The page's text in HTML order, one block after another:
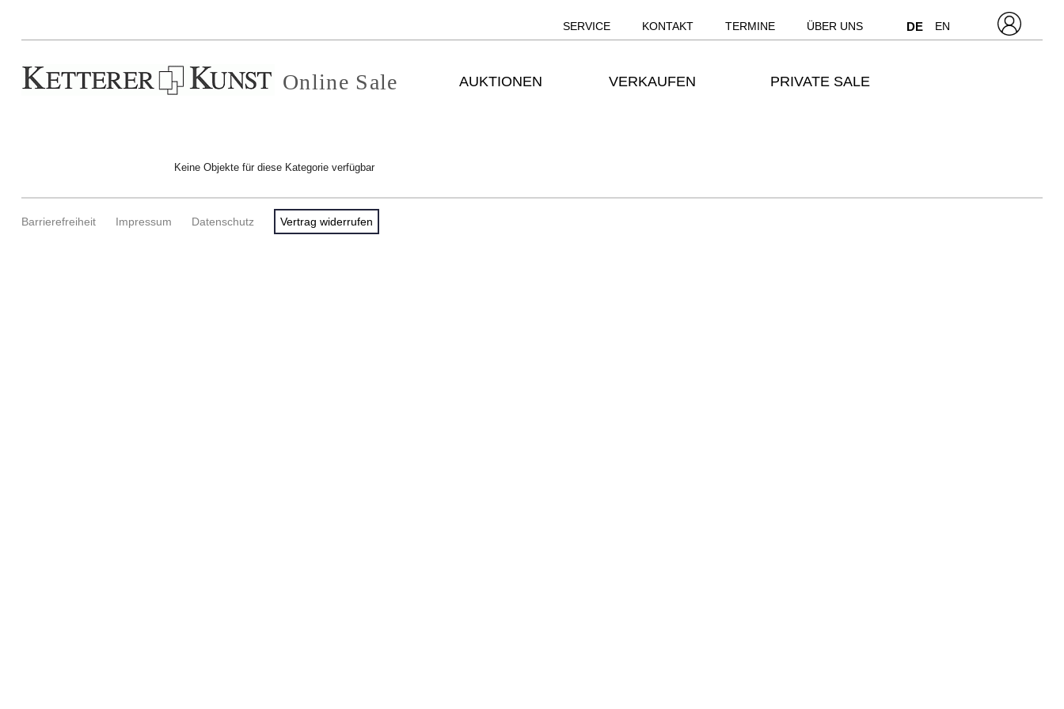
SERVICE KONTAKT TERMINE ÜBER UNS DE EN
Online Sale AUKTIONEN VERKAUFEN PRIVATE SALE
Keine Objekte für diese Kategorie verfügbar
Barrierefreiheit Impressum Datenschutz Vertrag widerrufen